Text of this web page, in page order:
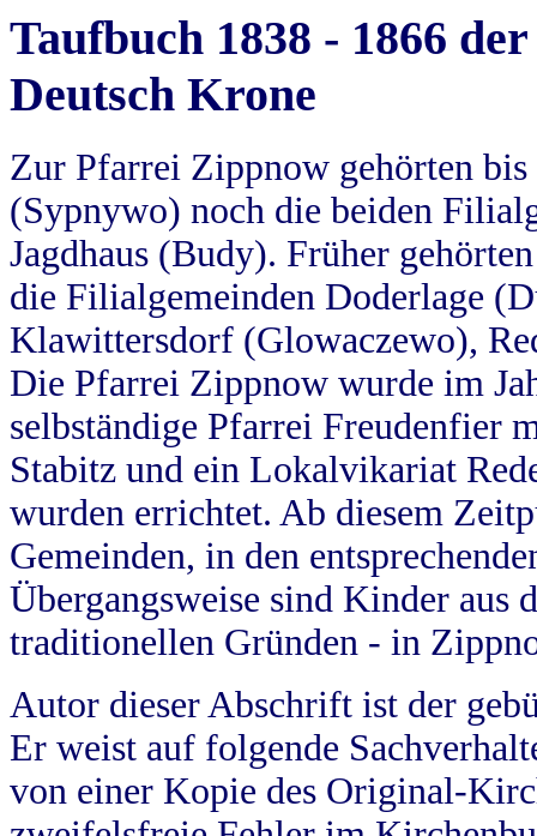
Taufbuch 1838 - 1866
Deutsch Krone
Zur Pfarrei Zippnow gehörten
(Sypnywo) noch die beiden
Jagdhaus (Budy). Früher
die Filialgemeinden Doderlage
Klawittersdorf (Glowaczewo),
Die Pfarrei Zippnow wurde im
selbständige Pfarrei Freudenfier
Stabitz und ein Lokalvikariat
wurden errichtet. Ab diesem
Gemeinden, in den
Übergangsweise sind Kinder aus
traditionellen Gründen - in
Autor dieser Abschrift ist der
Er weist auf folgende
von einer Kopie des Original-